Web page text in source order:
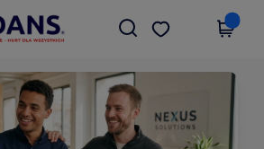
aplikacji!
Pobierz app